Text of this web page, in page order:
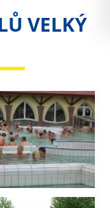
VELKÝ